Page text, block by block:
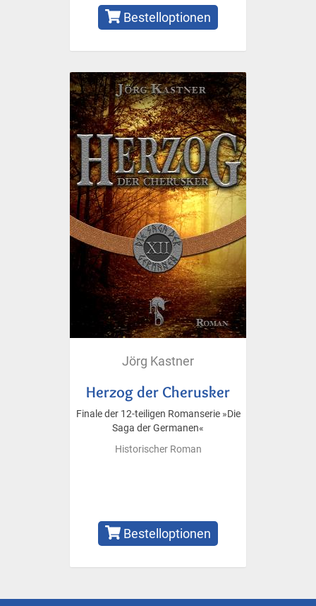
Bestelloptionen
Jörg Kastner
Herzog der Cherusker
Finale der 12-teiligen Romanserie »Die
Saga der Germanen«
Historischer Roman
Bestelloptionen